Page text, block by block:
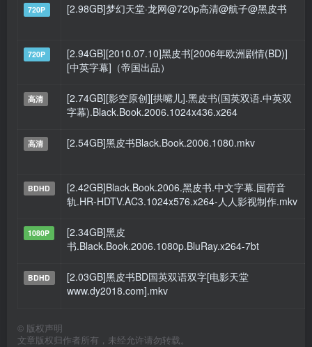
720P [2.98GB]梦幻天堂·龙网@720p高清@航子@黑皮书
720P
[2.94GB][2010.07.10]黑皮书[2006年欧洲剧情(BD)]
[中英字幕]（帝国出品）
高清
[2.74GB][影空原创][拱嘴儿].黑皮书(国英双语.中英双
字幕).Black.Book.2006.1024x436.x264
高清 [2.54GB]黑皮书Black.Book.2006.1080.mkv
BDHD
[2.42GB]Black.Book.2006.黑皮书.中文字幕.国荷音
轨.HR-HDTV.AC3.1024x576.x264-人人影视制作.mkv
1080P
[2.34GB]黑皮
书.Black.Book.2006.1080p.BluRay.x264-7bt
BDHD
[2.03GB]黑皮书BD国英双语双字[电影天堂
www.dy2018.com].mkv
© 版权声明
文章版权归作者所有，未经允许请勿转载。